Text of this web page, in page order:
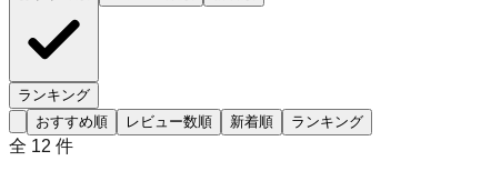
ランキング
おすすめ順
レビュー数順 新着順 ランキング
全 12 件